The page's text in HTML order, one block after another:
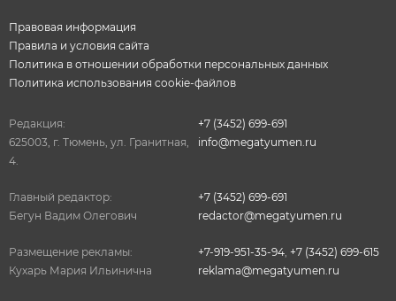
Правовая информация
Правила и условия сайта
Политика в отношении обработки персональных данных
Политика использования cookie-файлов
Редакция:
625003, г. Тюмень, ул. Гранитная,
4.
+7 (3452) 699-691
info@megatyumen.ru
Главный редактор:
Бегун Вадим Олегович
+7 (3452) 699-691
redactor@megatyumen.ru
Размещение рекламы:
Кухарь Мария Ильинична
+7-919-951-35-94 +7 (3452) 699-615
reklama@megatyumen.ru